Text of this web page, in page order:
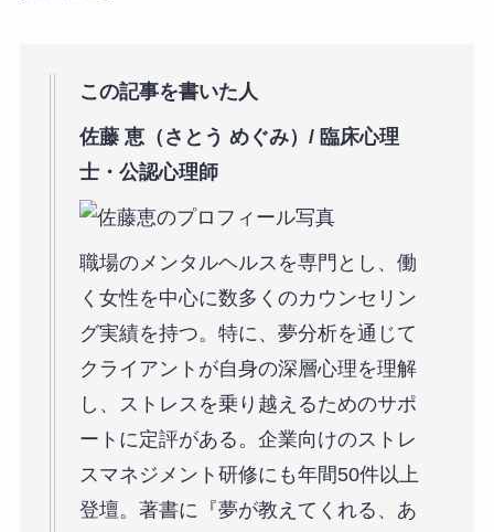
この記事を書いた人
佐藤 恵（さとう めぐみ）/ 臨床心理
士・公認心理師
職場のメンタルヘルスを専門とし、働
く女性を中心に数多くのカウンセリン
グ実績を持つ。特に、夢分析を通じて
クライアントが自身の深層心理を理解
し、ストレスを乗り越えるためのサポ
ートに定評がある。企業向けのストレ
スマネジメント研修にも年間50件以上
登壇。著書に『夢が教えてくれる、あ